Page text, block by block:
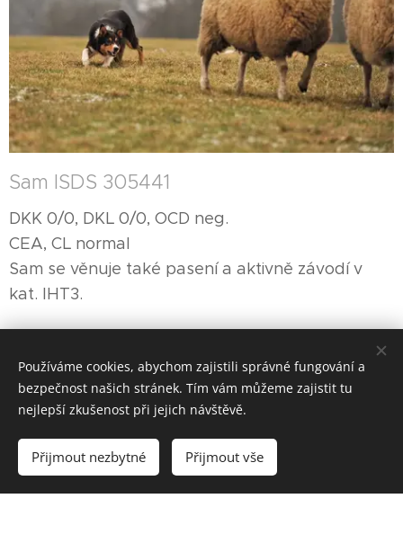
Sam ISDS 305441
DKK 0/0, DKL 0/0, OCD neg.
CEA, CL normal
Sam se věnuje také pasení a aktivně závodí v
kat. IHT3.
© 2017 Foderra Svídnice 17, 538 24 Svídnice
Vytvořeno službou Webnode
Vytvořte si webové stránky zdarma!
Používáme cookies, abychom zajistili správné fungování a
bezpečnost našich stránek. Tím vám můžeme zajistit tu
nejlepší zkušenost při jejich návštěvě.
Přijmout nezbytné Přijmout vše